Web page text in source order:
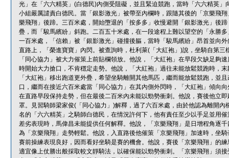
光」在「六六精英」(白德民)內側受阻礙，並且緊迫競跑，當時「六六精英
小組嚴厲譴責白德民。當「銀影激光」被帶至內欄時，跟隨其後的「京樂飛
樂飛翔」後蹄。三百米處，開始墮退的「按多多」收慢避開「銀影激光」後
疊，而「駿馬繽紛」斜跑。二百五十米處，在一段途程上難以望空的「永勝
一百米處，「信賴」被「銀影激光」碰撞後軀，當時「駿馬繽紛」昂首並向
直路上，「榮進寶寶」內閃。被查詢時，杜利萊(「大紅袍」)說，坐騎自第
「同心協力」被大力催策上前貼欄領放。他說，「大紅袍」在早段欠缺足夠
時開始大力搶口，不肯穩定走勢。他說，「大紅袍」過往未能放鬆競跑時，
「大紅袍」移出跑道更外疊，希望坐騎離開其他馬匹，繼而能放鬆競跑，並
口，繼而在接近六百米處當「同心協力」在其內側外閃時，「大紅袍」傾向
在直路早段保持走勢，但在最後二百米內未能以勁勢衝刺。他說，賽後他立
罩。見習騎師梁家俊(「同心協力」)解釋，過了六百米處，由於他認為離開
名的「六六精英」之騎師白德民，在情況許何下，他有責任至少以手足並用
差劣表現時，馬偉昌未能提供任何解釋。他說，「京樂飛翔」是日增程角逐
為「京樂飛翔」走勢輕鬆。他說，入直路後他催策「京樂飛翔」加速時，坐
賽前操練表現良好，因而看好坐騎是賽的機會。他說，賽後「京樂飛翔」的
適宜像上仗勝出般採取較文靜騎法，以確保能以勁勢衝刺。「京樂飛翔」須